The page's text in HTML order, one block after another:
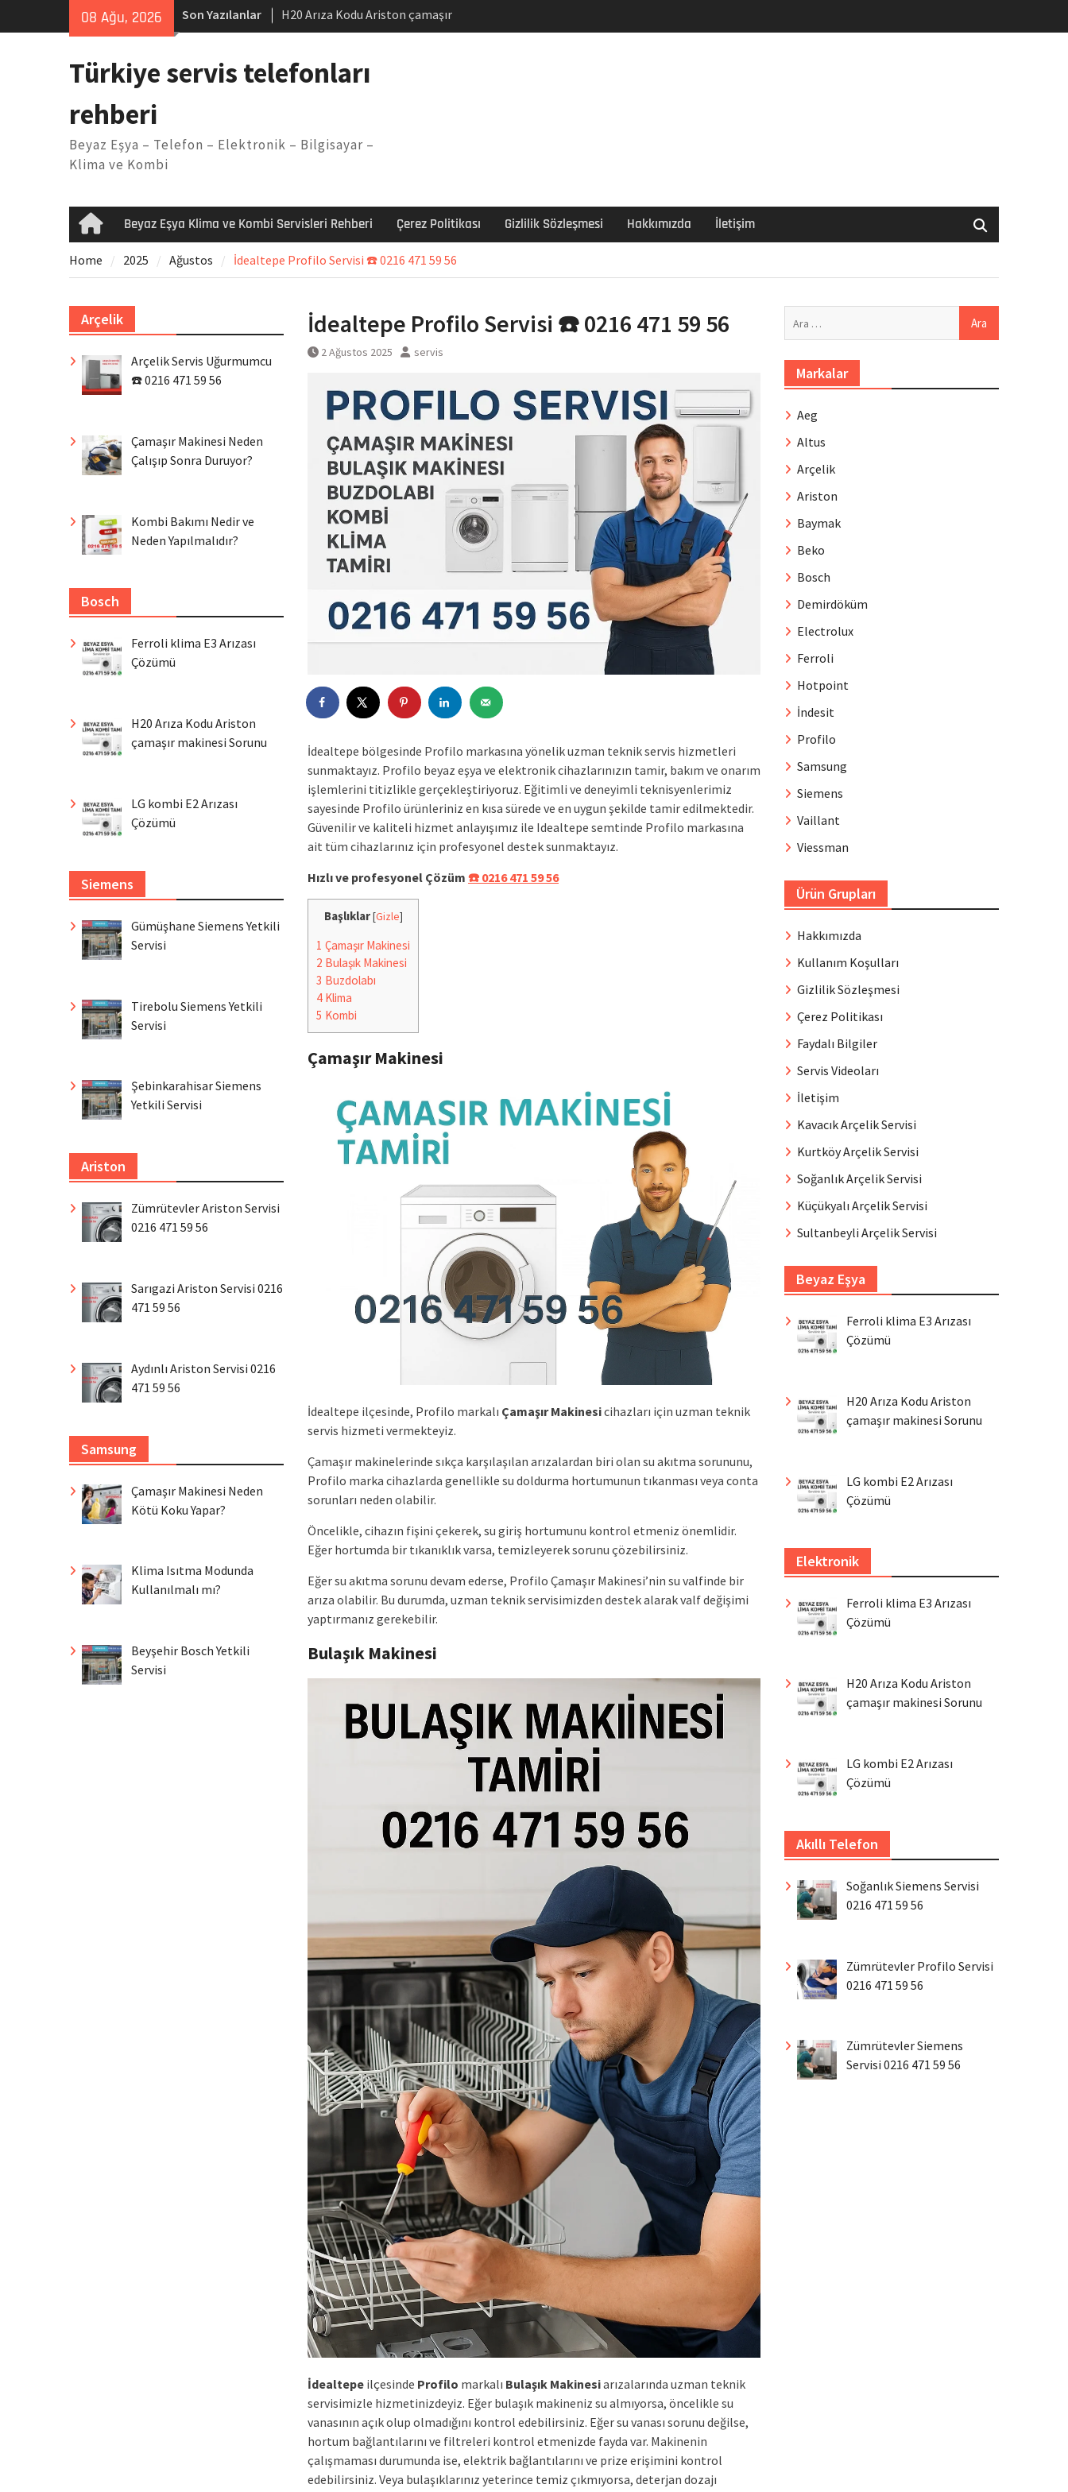
08 Ağu, 2026 Son Yazılanlar
H20 Arıza Kodu Ariston çamaşır
makinesi Sorunu
Arçelik buzdolabı F5 Hatası Çözüm
Ferroli klima E3 Arızası Çözümü
Türkiye servis telefonları
rehberi
Beyaz Eşya – Telefon – Elektronik – Bilgisayar –
Klima ve Kombi
HomeBeyaz Eşya Klima ve Kombi Servisleri Rehberi Çerez Politikası Gizlilik Sözleşmesi Hakkımızda İletişim
Home 2025 Ağustos İdealtepe Profilo Servisi ☎️ 0216 471 59 56
İdealtepe Profilo Servisi ☎️ 0216 471 59 56
2 Ağustos 2025 servis
İdealtepe bölgesinde Profilo markasına yönelik uzman teknik servis hizmetleri
sunmaktayız. Profilo beyaz eşya ve elektronik cihazlarınızın tamir, bakım ve onarım
işlemlerini titizlikle gerçekleştiriyoruz. Eğitimli ve deneyimli teknisyenlerimiz
sayesinde Profilo ürünleriniz en kısa sürede ve en uygun şekilde tamir edilmektedir.
Güvenilir ve kaliteli hizmet anlayışımız ile Idealtepe semtinde Profilo markasına
ait tüm cihazlarınız için profesyonel destek sunmaktayız.
Hızlı ve profesyonel Çözüm ☎️ 0216 471 59 56
Başlıklar [Gizle]
1 Çamaşır Makinesi
2 Bulaşık Makinesi
3 Buzdolabı
4 Klima
5 Kombi
Çamaşır Makinesi
İdealtepe ilçesinde, Profilo markalı Çamaşır Makinesicihazları için uzman teknik
servis hizmeti vermekteyiz.
Çamaşır makinelerinde sıkça karşılaşılan arızalardan biri olan su akıtma sorununu,
Profilo marka cihazlarda genellikle su doldurma hortumunun tıkanması veya conta
sorunları neden olabilir.
Öncelikle, cihazın fişini çekerek, su giriş hortumunu kontrol etmeniz önemlidir.
Eğer hortumda bir tıkanıklık varsa, temizleyerek sorunu çözebilirsiniz.
Eğer su akıtma sorunu devam ederse, Profilo Çamaşır Makinesi’nin su valfinde bir
arıza olabilir. Bu durumda, uzman teknik servisimizden destek alarak valf değişimi
yaptırmanız gerekebilir.
Bulaşık Makinesi
İdealtepe ilçesinde Profilo markalı Bulaşık Makinesiarızalarında uzman teknik
servisimizle hizmetinizdeyiz. Eğer bulaşık makineniz su almıyorsa, öncelikle su
vanasının açık olup olmadığını kontrol edebilirsiniz. Eğer su vanası sorunu değilse,
hortum bağlantılarını ve filtreleri kontrol etmenizde fayda var. Makinenin
çalışmaması durumunda ise, elektrik bağlantılarını ve prize erişimini kontrol
edebilirsiniz. Veya bulaşıklarınız yeterince temiz çıkmıyorsa, deterjan dozajı
Markalar
Aeg
Altus
Arçelik
Ariston
Baymak
Beko
Bosch
Demirdöküm
Electrolux
Ferroli
Hotpoint
İndesit
Profilo
Samsung
Siemens
Vaillant
Viessman
Ürün Grupları
Hakkımızda
Kullanım Koşulları
Gizlilik Sözleşmesi
Çerez Politikası
Faydalı Bilgiler
Servis Videoları
İletişim
Kavacık Arçelik Servisi
Kurtköy Arçelik Servisi
Soğanlık Arçelik Servisi
Küçükyalı Arçelik Servisi
Sultanbeyli Arçelik Servisi
Beyaz Eşya
Ferroli klima E3 Arızası
Çözümü
H20 Arıza Kodu Ariston
çamaşır makinesi Sorunu
LG kombi E2 Arızası
Çözümü
Elektronik
Ferroli klima E3 Arızası
Çözümü
H20 Arıza Kodu Ariston
çamaşır makinesi Sorunu
LG kombi E2 Arızası
Çözümü
Akıllı Telefon
Soğanlık Siemens Servisi
0216 471 59 56
Zümrütevler Profilo Servisi
0216 471 59 56
Zümrütevler Siemens
Servisi 0216 471 59 56
Arçelik
Arçelik Servis Uğurmumcu
☎️ 0216 471 59 56
Çamaşır Makinesi Neden
Çalışıp Sonra Duruyor?
Kombi Bakımı Nedir ve
Neden Yapılmalıdır?
Bosch
Ferroli klima E3 Arızası
Çözümü
H20 Arıza Kodu Ariston
çamaşır makinesi Sorunu
LG kombi E2 Arızası
Çözümü
Siemens
Gümüşhane Siemens Yetkili
Servisi
Tirebolu Siemens Yetkili
Servisi
Şebinkarahisar Siemens
Yetkili Servisi
Ariston
Zümrütevler Ariston Servisi
0216 471 59 56
Sarıgazi Ariston Servisi 0216
471 59 56
Aydınlı Ariston Servisi 0216
471 59 56
Samsung
Çamaşır Makinesi Neden
Kötü Koku Yapar?
Klima Isıtma Modunda
Kullanılmalı mı?
Beyşehir Bosch Yetkili
Servisi